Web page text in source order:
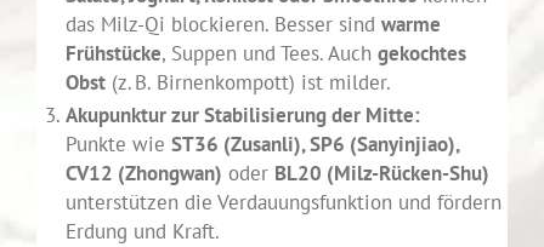
das Milz-Qi blockieren. Besser sindwarme
Frühstücke, Suppen und Tees. Auchgekochtes
Obst (z. B. Birnenkompott) ist milder.
Akupunktur zur Stabilisierung der Mitte:
Punkte wieST36 (Zusanli), SP6 (Sanyinjiao),
CV12 (Zhongwan) oder BL20 (Milz-Rücken-Shu)
unterstützen die Verdauungsfunktion und fördern
Erdung und Kraft.